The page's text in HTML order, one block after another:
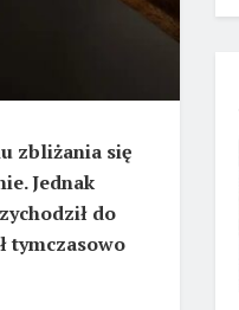
zbliżania się
Jednak
do
tymczasowo